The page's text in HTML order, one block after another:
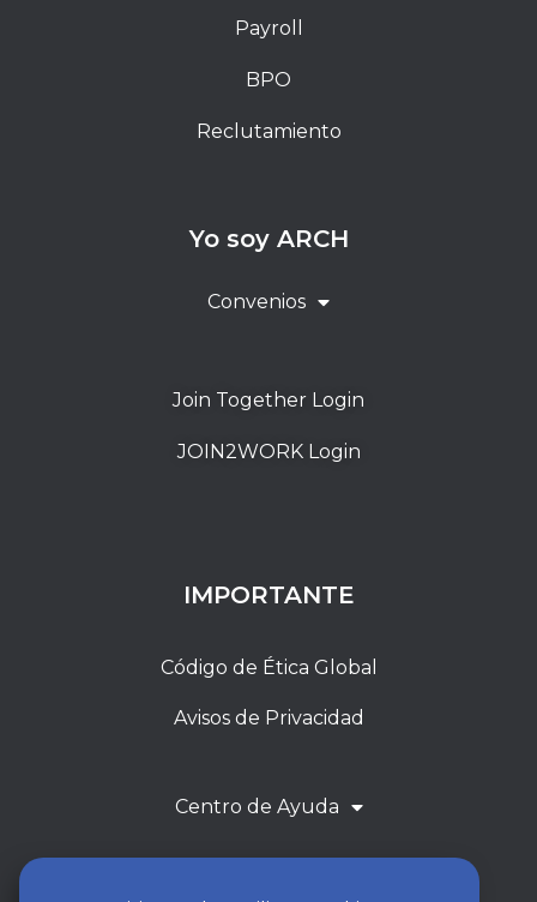
Payroll
BPO
Reclutamiento
Yo soy ARCH
Convenios
Join Together Login
JOIN2WORK Login
IMPORTANTE
Código de Ética Global
Avisos de Privacidad
Centro de Ayuda